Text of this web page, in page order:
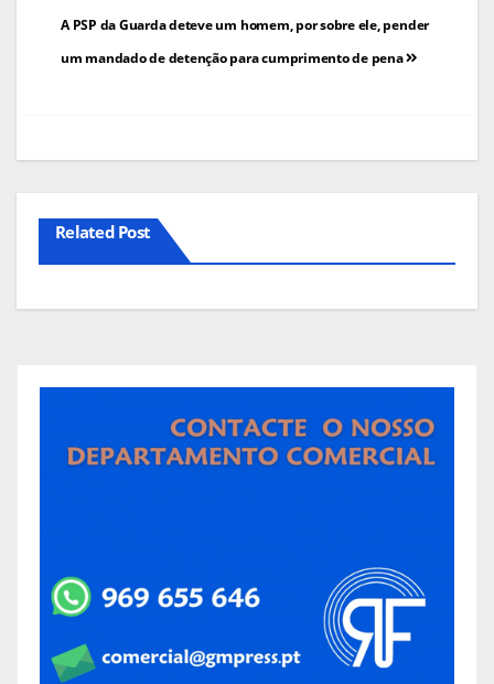
Navegação
de
A PSP da Guarda deteve um homem, por sobre ele, pender
um mandado de detenção para cumprimento de pena
Related Post